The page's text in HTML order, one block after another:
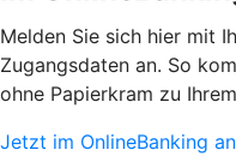
Melden Sie sich hier mit
Zugangsdaten an. So
ohne Papierkram zu
Jetzt im OnlineBanking